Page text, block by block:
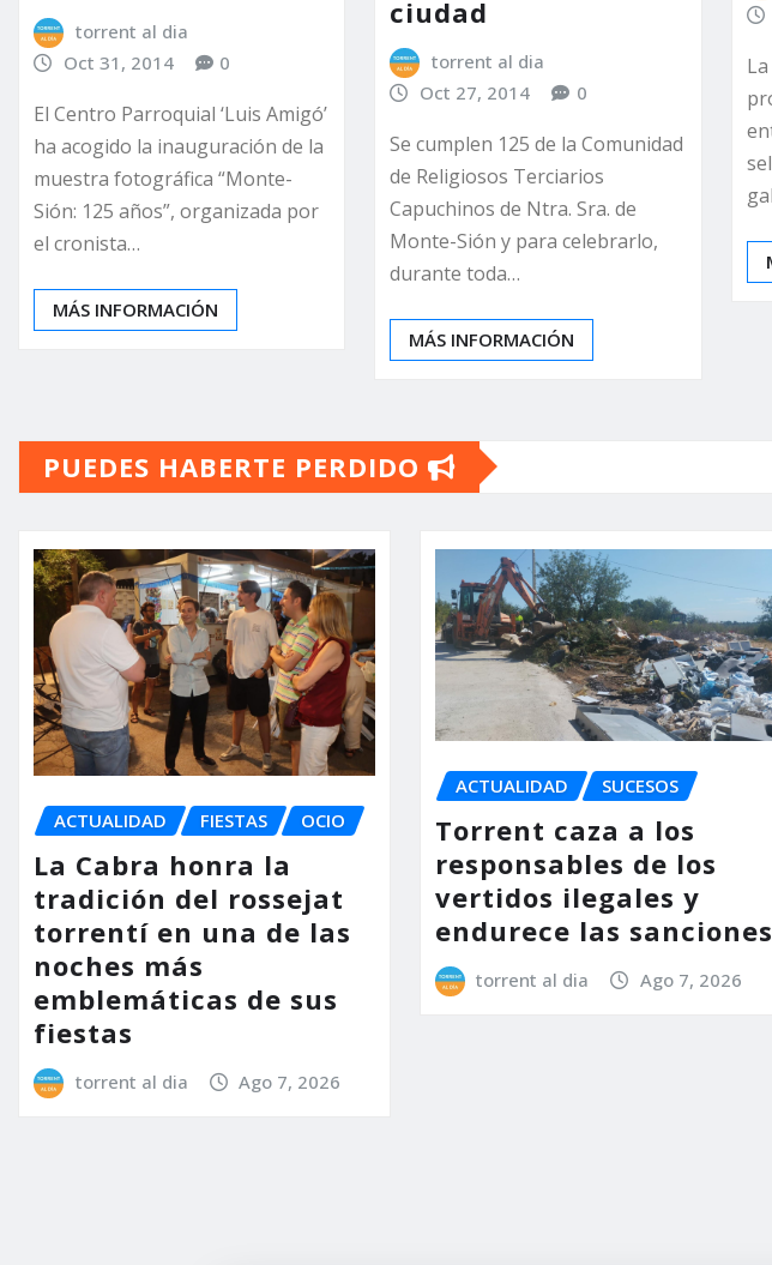
torrent al dia
Oct 31, 2014
0
El Centro Parroquial ‘Luis Amigó’
ha acogido la inauguración de la
muestra fotográfica “Monte-
Sión: 125 años”, organizada por
el cronista…
MÁS INFORMACIÓN
ciudad
torrent al dia
Oct 27, 2014
0
Se cumplen 125 de la Comunidad
de Religiosos Terciarios
Capuchinos de Ntra. Sra. de
Monte-Sión y para celebrarlo,
durante toda…
MÁS INFORMACIÓN
PUEDES HABERTE PERDIDO
ACTUALIDAD FIESTAS OCIO
La Cabra honra la
tradición del rossejat
torrentí en una de las
noches más
emblemáticas de sus
fiestas
torrent al dia Ago 7, 2026
ACTUALIDAD SUCESOS
Torrent caza a los
responsables de los
vertidos ilegales y
endurece las sanciones
torrent al dia Ago 7, 2026